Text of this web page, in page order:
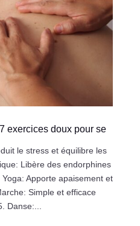
exercices doux pour se
le stress et équilibre les
Libère des endorphines
Apporte apaisement et
Simple et efficace
Danse:...